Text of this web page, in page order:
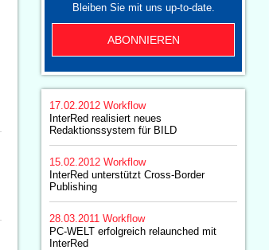
Bleiben Sie mit uns up-to-date.
ABONNIEREN
17.02.2012 Workflow
InterRed realisiert neues
Redaktionssystem für BILD
15.02.2012 Workflow
InterRed unterstützt Cross-Border
Publishing
28.03.2011 Workflow
PC-WELT erfolgreich relaunched mit
InterRed